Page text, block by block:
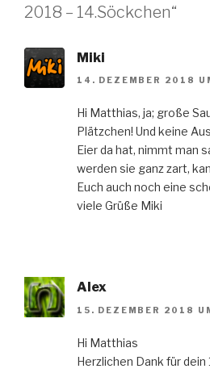
2018 – 14.Söckchen“
Miki
14. DEZEMBER 2018
Hi Matthias, ja; große
Plätzchen! Und keine
Eier da hat, nimmt man
werden sie ganz zart,
Euch auch noch eine
viele Grüße Miki
Alex
15. DEZEMBER 2018
Hi Matthias
Herzlichen Dank für dein